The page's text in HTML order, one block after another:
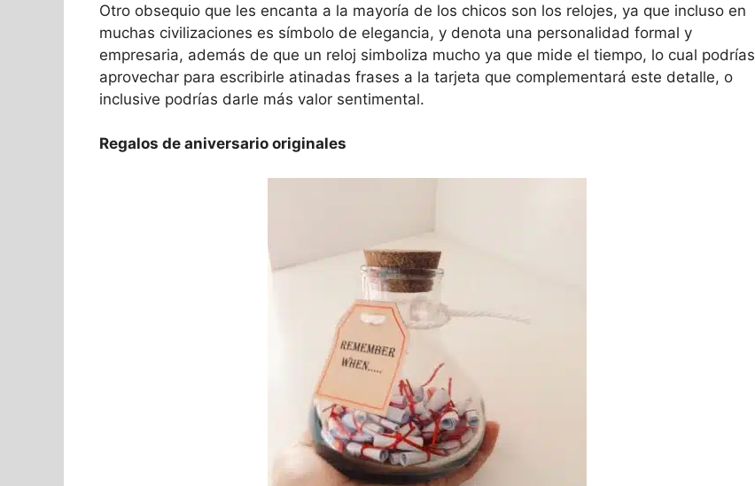
Otro obsequio que les encanta a la mayoría de los chicos son los relojes, ya que incluso en
muchas civilizaciones es símbolo de elegancia, y denota una personalidad formal y
empresaria, además de que un reloj simboliza mucho ya que mide el tiempo, lo cual podrías
aprovechar para escribirle atinadas frases a la tarjeta que complementará este detalle, o
inclusive podrías darle más valor sentimental.
Regalos de aniversario originales